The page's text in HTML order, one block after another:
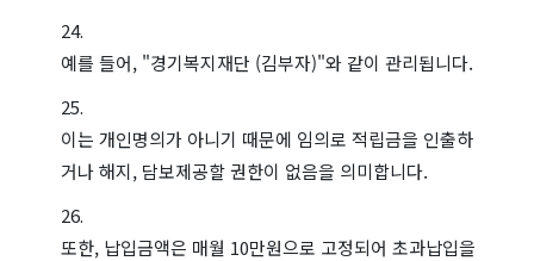
예를 들어, "경기복지재단 (김부자)"와 같이 관리됩니다.
이는 개인명의가 아니기 때문에 임의로 적립금을 인출하
거나 해지, 담보제공할 권한이 없음을 의미합니다.
또한, 납입금액은 매월 10만원으로 고정되어 초과납입을